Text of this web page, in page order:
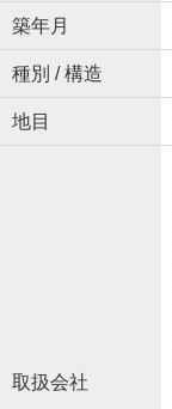
築年月
種別 / 構造
地目
取扱会社